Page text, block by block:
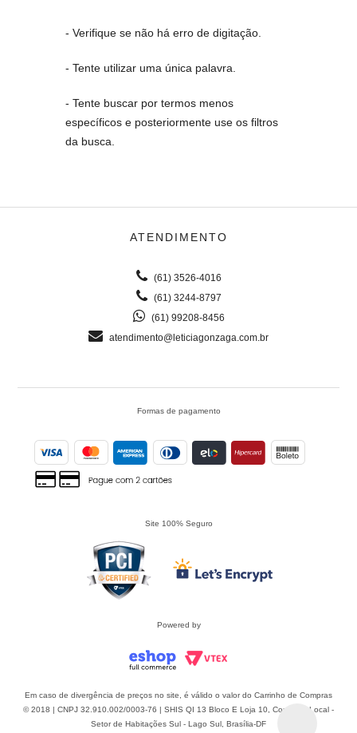
- Verifique se não há erro de digitação.
- Tente utilizar uma única palavra.
- Tente buscar por termos menos
específicos e posteriormente use os filtros
da busca.
ATENDIMENTO
(61) 3526-4016
(61) 3244-8797
(61) 99208-8456
atendimento@leticiagonzaga.com.br
Formas de pagamento
Site 100% Seguro
Powered by
Em caso de divergência de preços no site, é válido o valor do Carrinho de Compras
© 2018 | CNPJ 32.910.002/0003-76 | SHIS QI 13 Bloco E Loja 10, Comércio Local -
Setor de Habitações Sul - Lago Sul, Brasília-DF